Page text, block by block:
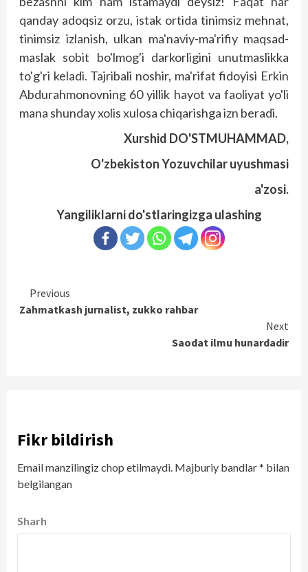
qanday adoqsiz orzu, istak ortida tinimsiz mehnat,
tinimsiz izlanish, ulkan ma'naviy-ma'rifiy maqsad-
maslak sobit bo'lmog'i darkorligini unutmaslikka
to'g'ri keladi. Tajribali noshir, ma'rifat fidoyisi Erkin
Abdurahmonovning 60 yillik hayot va faoliyat yo'li
mana shunday xolis xulosa chiqarishga izn beradi.
Xurshid DO'STMUHAMMAD,
O'zbekiston Yozuvchilar uyushmasi
a'zosi.
Yangiliklarni do'stlaringizga ulashing
Continue
Reading
Previous
Zahmatkash jurnalist, zukko rahbar
Next
Saodat ilmu hunardadir
Fikr bildirish
Email manzilingiz chop etilmaydi. Majburiy bandlar* bilan
belgilangan
Sharh